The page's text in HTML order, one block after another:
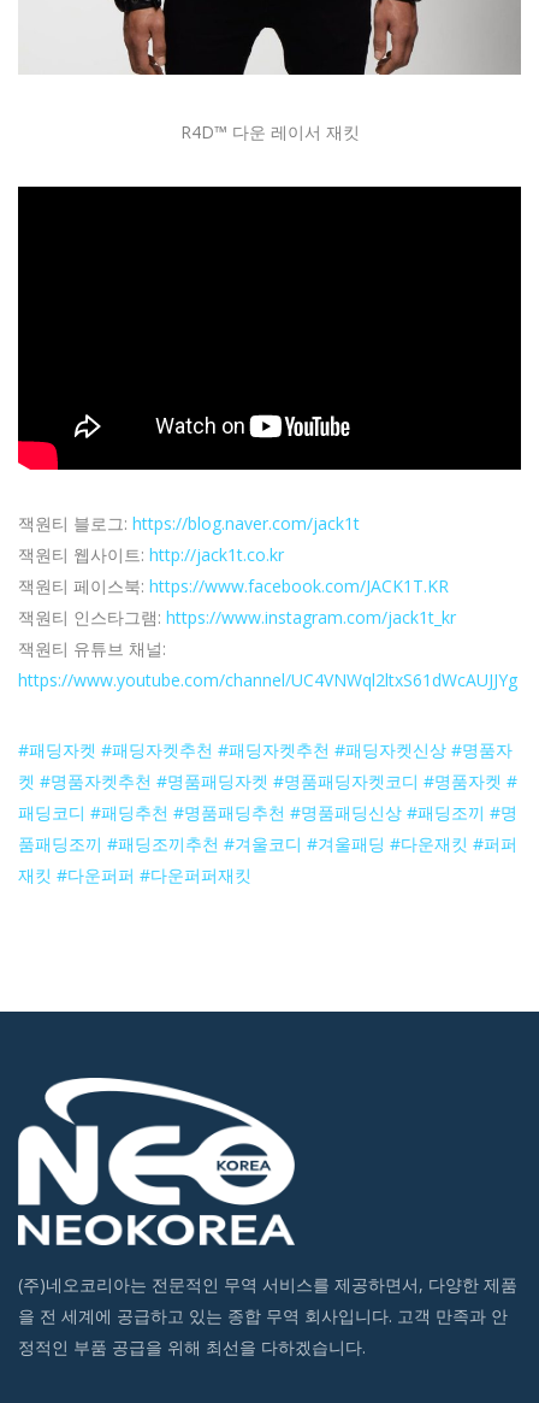
R4D™ 다운 레이서 재킷
잭원티 블로그: https://blog.naver.com/jack1t
잭원티 웹사이트: http://jack1t.co.kr
잭원티 페이스북: https://www.facebook.com/JACK1T.KR
잭원티 인스타그램: https://www.instagram.com/jack1t_kr
잭원티 유튜브 채널:
https://www.youtube.com/channel/UC4VNWql2ltxS61dWcAUJJYg
#패딩자켓 #패딩자켓추천 #패딩자켓추천 #패딩자켓신상 #명품자
켓 #명품자켓추천 #명품패딩자켓 #명품패딩자켓코디 #명품자켓 #
패딩코디 #패딩추천 #명품패딩추천 #명품패딩신상 #패딩조끼 #명
품패딩조끼 #패딩조끼추천 #겨울코디 #겨울패딩 #다운재킷 #퍼퍼
재킷 #다운퍼퍼 #다운퍼퍼재킷
(주)네오코리아는 전문적인 무역 서비스를 제공하면서, 다양한 제품
을 전 세계에 공급하고 있는 종합 무역 회사입니다. 고객 만족과 안
정적인 부품 공급을 위해 최선을 다하겠습니다.